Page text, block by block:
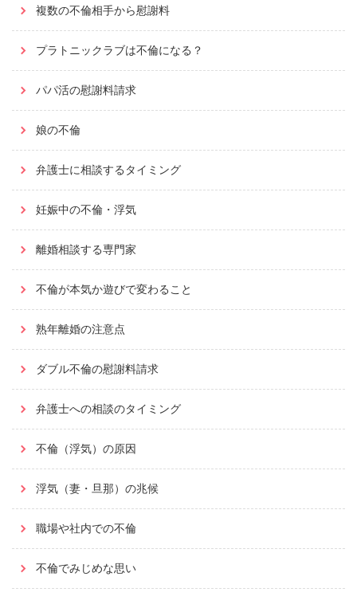
複数の不倫相手から慰謝料
プラトニックラブは不倫になる？
パパ活の慰謝料請求
娘の不倫
弁護士に相談するタイミング
妊娠中の不倫・浮気
離婚相談する専門家
不倫が本気か遊びで変わること
熟年離婚の注意点
ダブル不倫の慰謝料請求
弁護士への相談のタイミング
不倫（浮気）の原因
浮気（妻・旦那）の兆候
職場や社内での不倫
不倫でみじめな思い